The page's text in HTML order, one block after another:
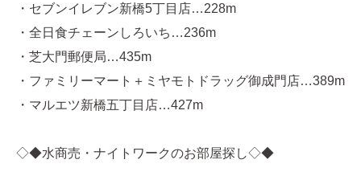
・セブンイレブン新橋5丁目店…228m
・全日食チェーンしろいち…236m
・芝大門郵便局…435m
・ファミリーマート＋ミヤモトドラッグ御成門店…389m
・マルエツ新橋五丁目店…427m
◇◆水商売・ナイトワークのお部屋探し◇◆